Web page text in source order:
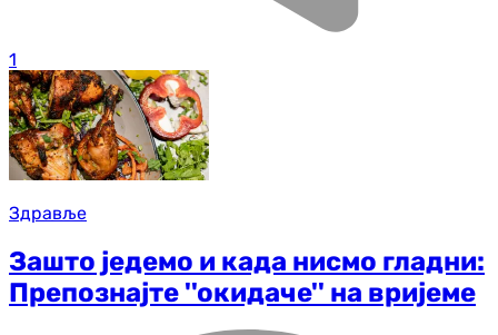
1
Здравље
Зашто једемо и када нисмо гладни:
Препознајте ''окидаче'' на вријеме